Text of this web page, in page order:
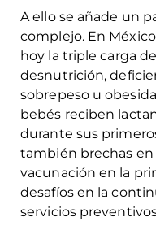
A ello se añade un
complejo. En
hoy la triple carga
desnutrición,
sobrepeso u
bebés reciben
durante sus
también brechas en
vacunación en la
desafíos en la
servicios